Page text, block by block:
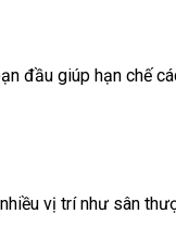
đầu giúp hạn chế
vị trí như sân